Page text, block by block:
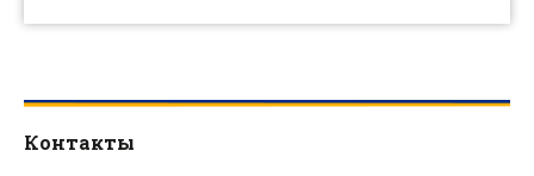
Контакты